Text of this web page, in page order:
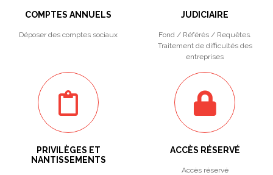
COMPTES ANNUELS
Déposer des comptes sociaux
JUDICIAIRE
Fond / Référés / Requêtes.
Traitement de difficultés des
entreprises
PRIVILÈGES ET
NANTISSEMENTS
ACCÈS RÉSERVÉ
Accès réservé